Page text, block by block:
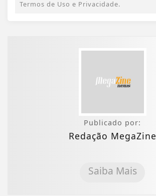
Termos de Uso e Privacidade.
Publicado por:
Redação MegaZine
Saiba Mais